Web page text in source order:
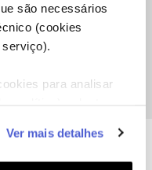
são necessários
(cookies
para analisar
e
aos seus interesses
Ver mais detalhes